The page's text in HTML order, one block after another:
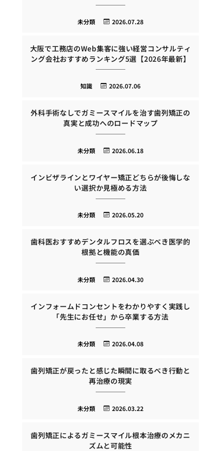
2026.07.28
未分類
大阪で工務店のWeb集客に強い経営コンサルティ
ング会社おすすめランキング5選【2026年最新】
2026.07.06
知識
外科手術なしでガミースマイルを治す歯列矯正の
真実と成功へのロードマップ
2026.06.18
未分類
インビザラインとワイヤー矯正どちらが後悔しな
い選択か見極める方法
2026.05.20
未分類
歯科医おすすめデンタルフロスを選ぶべき医学的
根拠と機能の真価
2026.04.30
未分類
インフォームドコンセントをわかりやすく実践し
「先生にお任せ」から卒業する方法
2026.04.08
未分類
歯列矯正が戻ったと感じた瞬間に取るべき行動と
再治療の現実
2026.03.22
未分類
歯列矯正によるガミースマイル根本治療のメカニ
ズムと可能性